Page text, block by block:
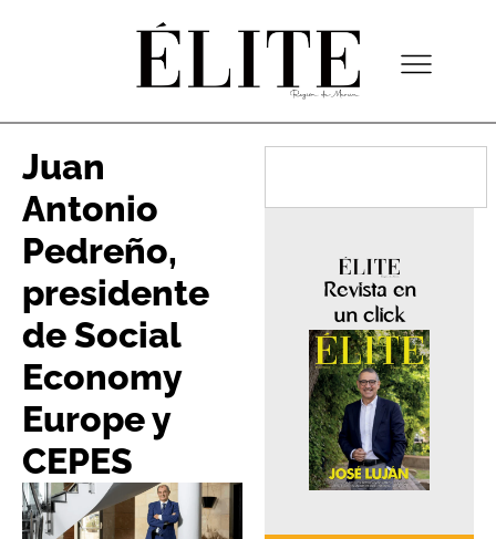
Juan
Antonio
Pedreño,
presidente
de Social
Economy
Europe y
CEPES
Revista en
un click